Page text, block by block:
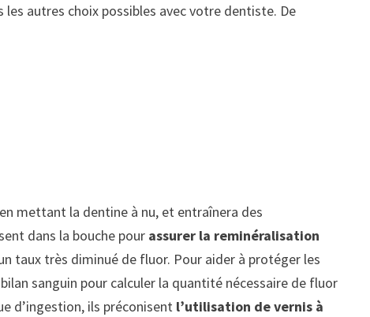
les autres choix possibles avec votre dentiste. De
mettant la dentine à nu, et entraînera des
dans la bouche pour assurer la reminéralisation
taux très diminué de fluor. Pour aider à protéger les
sanguin pour calculer la quantité nécessaire de fluor
d’ingestion, ils préconisent l’utilisation de vernis à